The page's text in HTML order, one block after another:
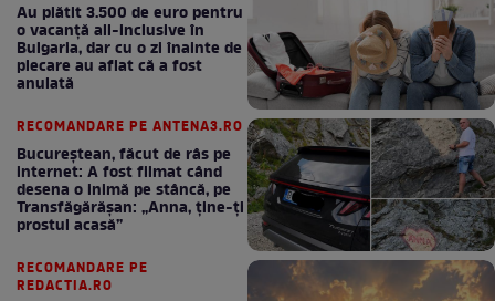
Au plătit 3.500 de euro pentru
o vacanță all-inclusive în
Bulgaria, dar cu o zi înainte de
plecare au aflat că a fost
anulată
RECOMANDARE PE ANTENA3.RO
Bucureștean, făcut de râs pe
internet: A fost filmat când
desena o inimă pe stâncă, pe
Transfăgărășan: „Anna, ține-ți
prostul acasă”
RECOMANDARE PE
REDACTIA.RO